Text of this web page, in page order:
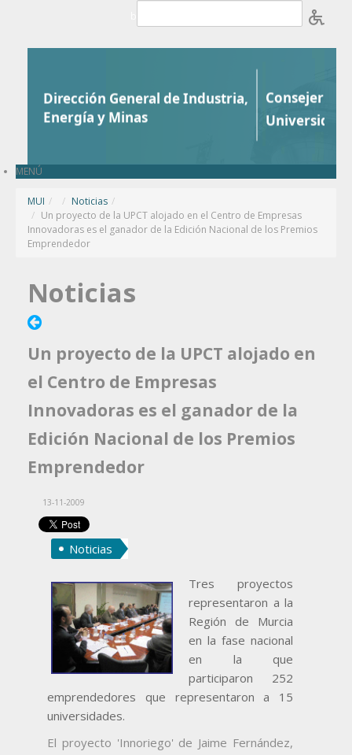
MENÚ
MUI / Noticias /
Un proyecto de la UPCT alojado en el Centro de Empresas
Innovadoras es el ganador de la Edición Nacional de los Premios
Emprendedor
Noticias
Un proyecto de la UPCT alojado en
el Centro de Empresas
Innovadoras es el ganador de la
Edición Nacional de los Premios
Emprendedor
13-11-2009
Noticias
Tres proyectos
representaron a la
Región de Murcia
en la fase nacional
en la que
participaron 252
emprendedores que representaron a 15
universidades.
El proyecto 'Innoriego' de Jaime Fernández,